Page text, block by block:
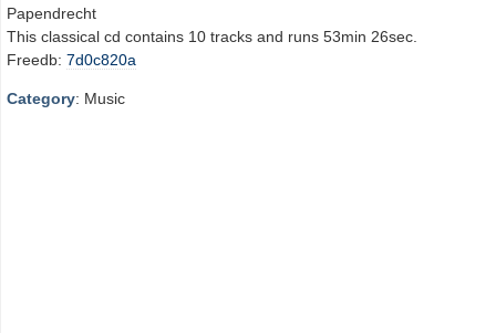
Papendrecht
This classical cd contains 10 tracks and runs 53min 26sec.
Freedb: 7d0c820a
Category: Music